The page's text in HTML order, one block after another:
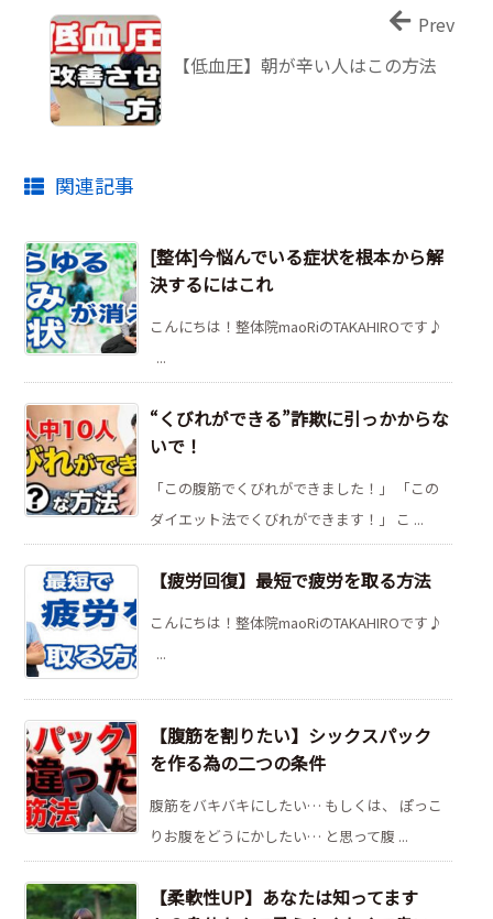
【低血圧】朝が辛い人はこの方法
Prev
関連記事
[整体]今悩んでいる症状を根本から解
決するにはこれ
こんにちは！整体院maoRiのTAKAHIROです♪
...
“くびれができる”詐欺に引っかからな
いで！
「この腹筋でくびれができました！」 「この
ダイエット法でくびれができます！」 こ ...
【疲労回復】最短で疲労を取る方法
こんにちは！整体院maoRiのTAKAHIROです♪
...
【腹筋を割りたい】シックスパック
を作る為の二つの条件
腹筋をバキバキにしたい… もしくは、 ぽっこ
りお腹をどうにかしたい… と思って腹 ...
【柔軟性UP】あなたは知ってます